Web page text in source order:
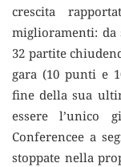
crescita
miglioramenti:
32 partite
gara (10 punti e
fine della sua
essere l’unico
Conferencee a
stoppate nella